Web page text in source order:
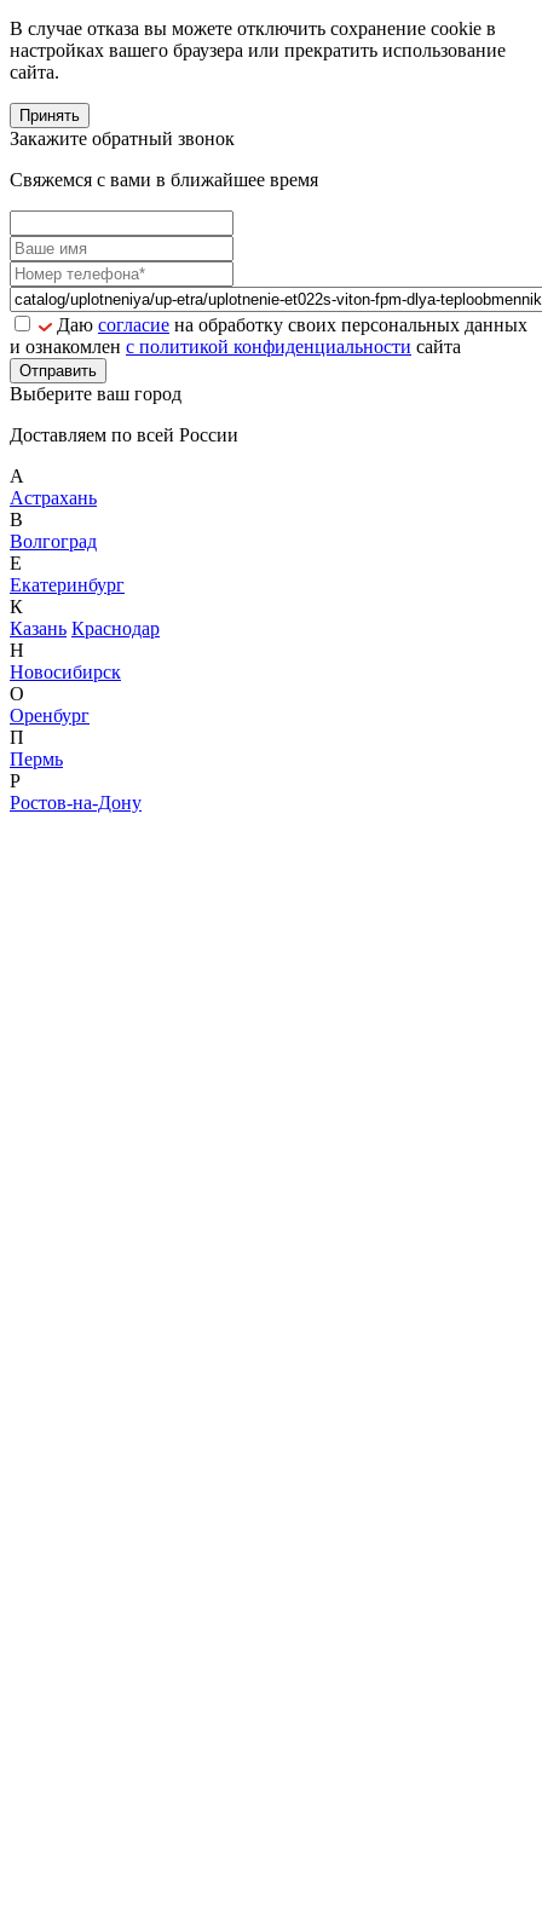
В случае отказа вы можете отключить сохранение cookie в
настройках вашего браузера или прекратить использование
сайта.
Принять
Закажите обратный звонок
Свяжемся с вами в ближайшее время
Даю согласие на обработку своих персональных данных
и ознакомлен с политикой конфиденциальности сайта
Отправить
Выберите ваш город
Доставляем по всей России
А
Астрахань
В
Волгоград
Е
Екатеринбург
К
Казань Краснодар
Н
Новосибирск
О
Оренбург
П
Пермь
Р
Ростов-на-Дону